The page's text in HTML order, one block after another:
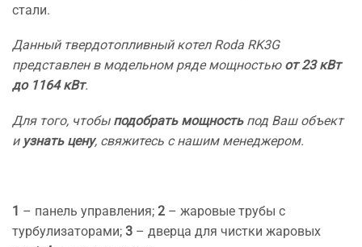
стали.
Данный твердотопливный котел Roda RK3G
представлен в модельном ряде мощностью от 23 кВт
до 1164 кВт.
Для того, чтобы подобрать мощностьпод Ваш объект
и узнать цену, свяжитесь с нашим менеджером.
1 – панель управления; 2 – жаровые трубы с
турбулизаторами; 3 – дверца для чистки жаровых